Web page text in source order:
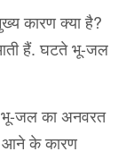
कारण क्या है?
हैं. घटते भू-जल
भू-जल का अनवरत
आने के कारण